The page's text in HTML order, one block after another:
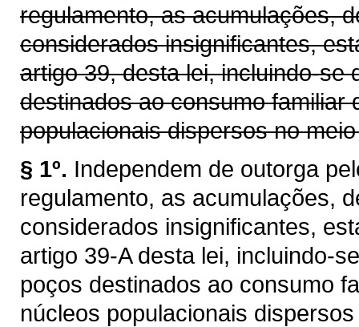
regulamento, as acumulações,
considerados insignificantes,
artigo 39, desta lei, incluindo-se
destinados ao consumo familiar
populacionais dispersos no
§ 1º. Independem de outorga
regulamento, as acumulações,
considerados insignificantes,
artigo 39-A desta lei, incluindo-
poços destinados ao consumo
núcleos populacionais